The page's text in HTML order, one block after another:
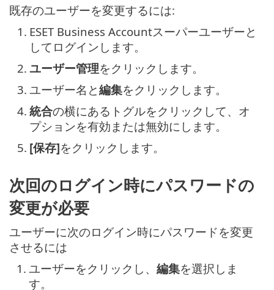
既存のユーザーを変更するには:
1. ESET Business Accountスーパーユーザーと
してログインします。
2. ユーザー管理をクリックします。
3. ユーザー名と編集をクリックします。
4. 統合の横にあるトグルをクリックして、オ
プションを有効または無効にします。
5. [保存]をクリックします。
次回のログイン時にパスワードの
変更が必要
ユーザーに次のログイン時にパスワードを変更
させるには
1. ユーザーをクリックし、 編集を選択しま
す。